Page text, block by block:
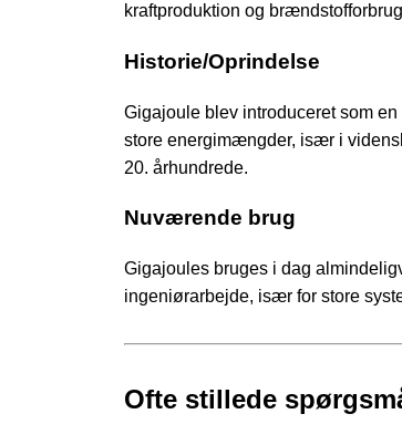
kraftproduktion og
Historie/Oprindelse
Gigajoule blev introduceret som
store energimængder, især i
20. århundrede.
Nuværende brug
Gigajoules bruges i dag
ingeniørarbejde, især for store
Ofte stillede